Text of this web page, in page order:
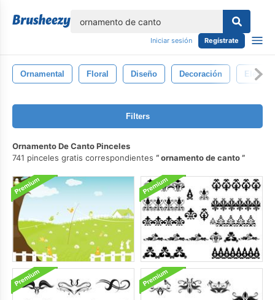
Iniciar sesión Regístrate
Ornamental Floral Diseño Decoración
Filters
Ornamento De Canto Pinceles
741 pinceles gratis correspondientes
ornamento de canto